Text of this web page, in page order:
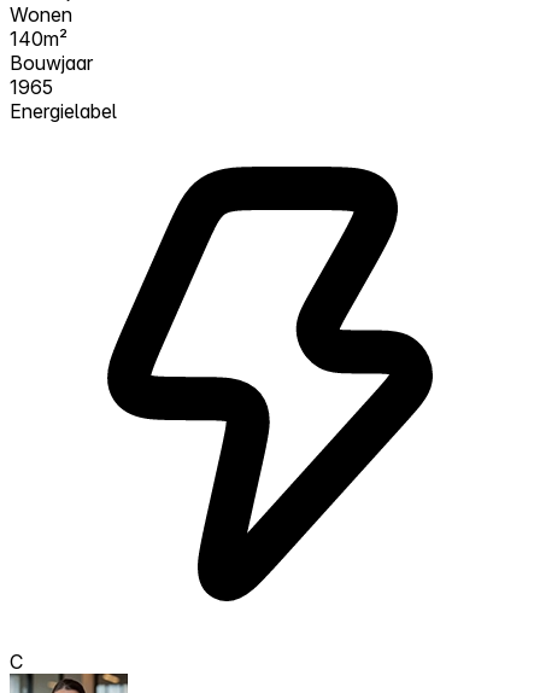
Wonen
140m²
Bouwjaar
1965
Energielabel
C